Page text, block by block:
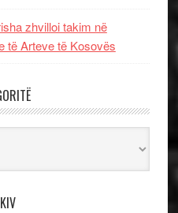
zhvilloi takim në
të Arteve të Kosovës